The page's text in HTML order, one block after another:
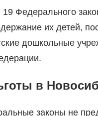
19 Федерального
их детей,
дошкольные
в
законы не